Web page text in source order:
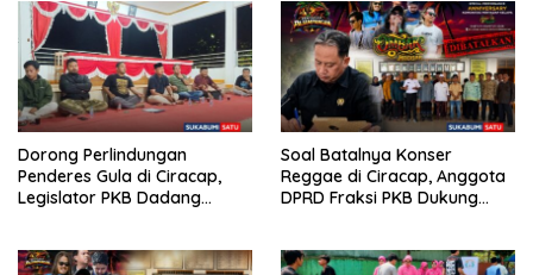
Dorong Perlindungan
Penderes Gula di Ciracap,
Legislator PKB Dadang
Ketenagakerjaan
Soal Batalnya Konser
Reggae di Ciracap, Anggota
DPRD Fraksi PKB Dukung